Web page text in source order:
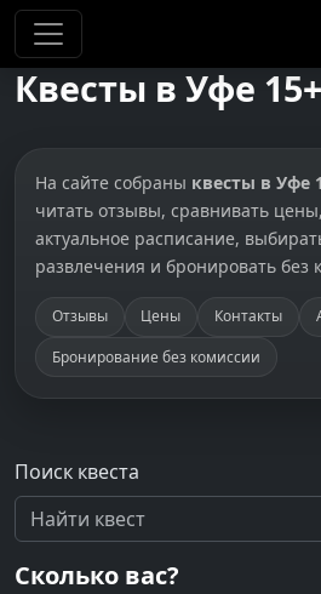
Квесты в Уфе 15+
На сайте собраны квесты в Уфе
читать отзывы, сравнивать
актуальное расписание,
развлечения и бронировать без
Отзывы Цены Контакты
Бронирование без комиссии
Поиск квеста
Сколько вас?